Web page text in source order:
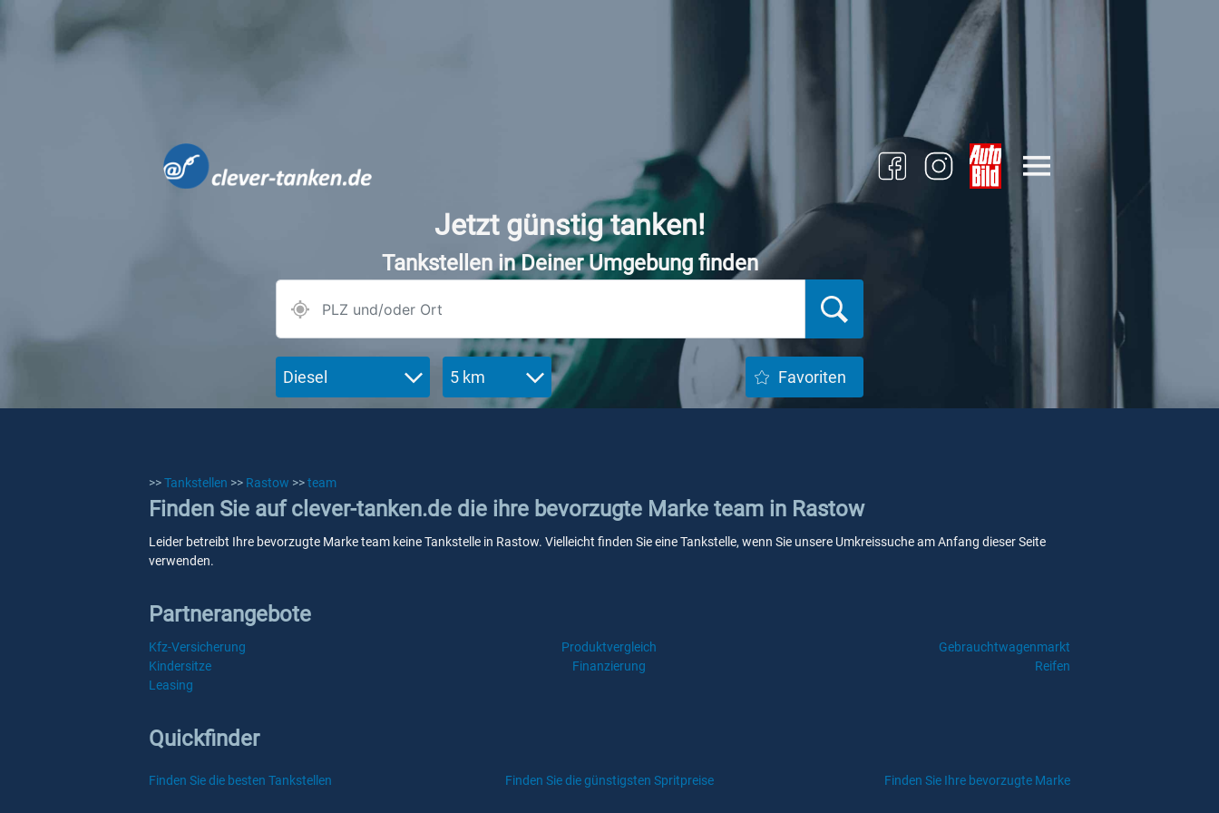
Jetzt günstig tanken!
Tankstellen in Deiner Umgebung finden
Diesel 5 km Favoriten
>>Tankstellen >> Rastow >>team
Finden Sie auf clever-tanken.de die ihre bevorzugte Marke team in Rastow
Leider betreibt Ihre bevorzugte Marke team keine Tankstelle in Rastow. Vielleicht finden Sie eine Tankstelle, wenn Sie unsere Umkreissuche am Anfang dieser Seite
verwenden.
Partnerangebote
Kfz-Versicherung Produktvergleich
Gebrauchtwagenmarkt
Kindersitze
Finanzierung
Reifen
Leasing
Quickfinder
Finden Sie die besten Tankstellen Finden Sie die günstigsten Spritpreise Finden Sie Ihre bevorzugte Marke